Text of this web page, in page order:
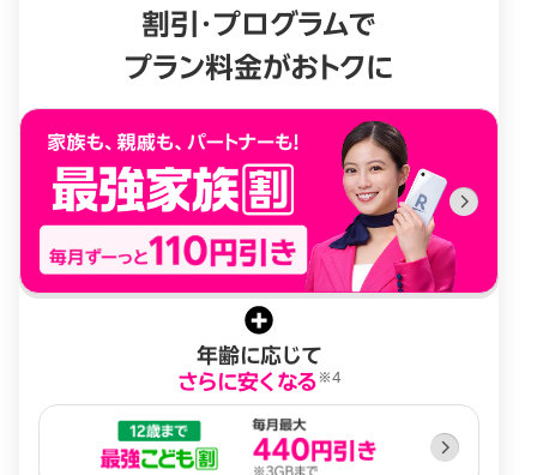
割引・プログラムで
プラン料金がおトクに
年齢に応じて
さらに安くなる ※4